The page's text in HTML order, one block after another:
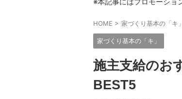
HOME > 家づくり基本の「キ」
家づくり基本の「キ」
施主支給のお
BEST5